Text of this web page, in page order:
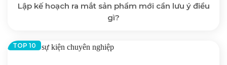
Lập kế hoạch ra mắt sản phẩm mới cần lưu ý điều
gì?